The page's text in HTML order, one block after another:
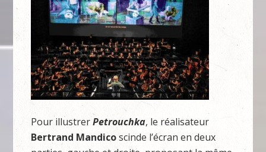
Pour illustrerPetrouchka, le réalisateur
Bertrand Mandicoscinde l’écran en deux